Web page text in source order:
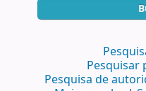
Pesquisar
Pesquisa de